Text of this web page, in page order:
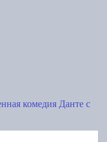
комедия Данте с